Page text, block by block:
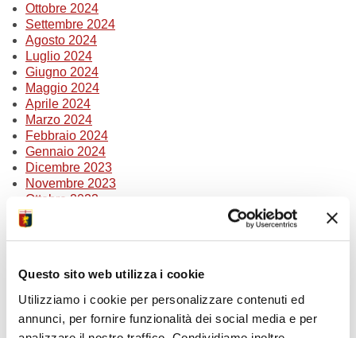
Questo sito web utilizza i cookie
Utilizziamo i cookie per personalizzare contenuti ed
annunci, per fornire funzionalità dei social media e per
Ottobre 2024
Settembre 2024
Agosto 2024
Luglio 2024
Giugno 2024
Maggio 2024
Aprile 2024
Marzo 2024
Febbraio 2024
Gennaio 2024
Dicembre 2023
Novembre 2023
Ottobre 2023
Settembre 2023
Agosto 2023
Marzo 2023
Febbraio 2023